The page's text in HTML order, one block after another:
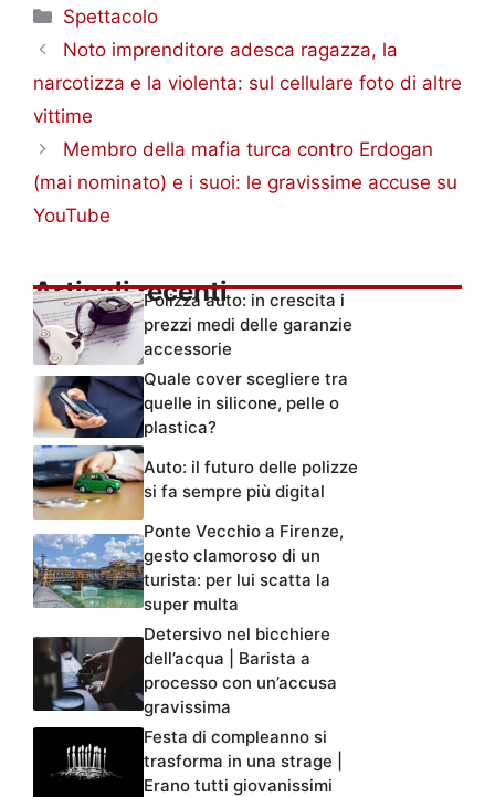
Categorie
Spettacolo
Noto imprenditore adesca ragazza, la
narcotizza e la violenta: sul cellulare foto di altre
vittime
Membro della mafia turca contro Erdogan
(mai nominato) e i suoi: le gravissime accuse su
YouTube
Articoli recentiPolizza auto: in crescita i
prezzi medi delle garanzie
accessorie
Quale cover scegliere tra
quelle in silicone, pelle o
plastica?
Auto: il futuro delle polizze
si fa sempre più digital
Ponte Vecchio a Firenze,
gesto clamoroso di un
turista: per lui scatta la
super multa
Detersivo nel bicchiere
dell’acqua | Barista a
processo con un’accusa
gravissima
Festa di compleanno si
trasforma in una strage |
Erano tutti giovanissimi